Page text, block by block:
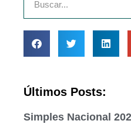
Últimos Posts:
Simples Nacional